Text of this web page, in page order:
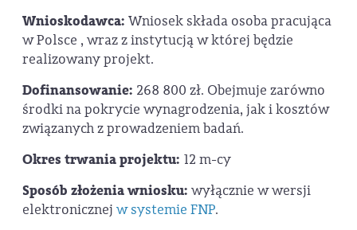
Wnioskodawca: Wniosek składa osoba pracująca
w Polsce , wraz z instytucją w której będzie
realizowany projekt.
Dofinansowanie: 268 800 zł. Obejmuje zarówno
środki na pokrycie wynagrodzenia, jak i kosztów
związanych z prowadzeniem badań.
Okres trwania projektu: 12 m-cy
Sposób złożenia wniosku: wyłącznie w wersji
elektronicznej w systemie FNP.